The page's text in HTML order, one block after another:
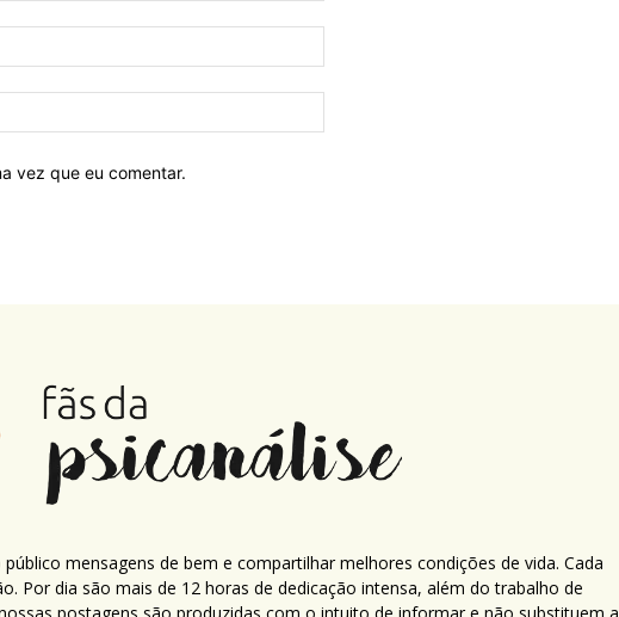
vez que eu comentar.
mensagens de bem e compartilhar melhores condições de vida. Cada
Por dia são mais de 12 horas de dedicação intensa, além do trabalho de
postagens são produzidas com o intuito de informar e não substituem a